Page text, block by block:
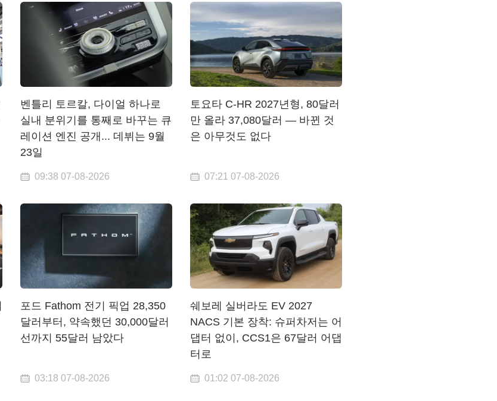
벤틀리 토르칼, 다이얼 하나로
실내 분위기를 통째로 바꾸는 큐
레이션 엔진 공개... 데뷔는 9월
23일
09:38 07-08-2026
토요타 C-HR 2027년형, 80달러
만 올라 37,080달러 — 바뀐 것
은 아무것도 없다
07:21 07-08-2026
포드 Fathom 전기 픽업 28,350
달러부터, 약속했던 30,000달러
선까지 55달러 남았다
03:18 07-08-2026
쉐보레 실버라도 EV 2027
NACS 기본 장착: 슈퍼차저는 어
댑터 없이, CCS1은 67달러 어댑
터로
01:02 07-08-2026